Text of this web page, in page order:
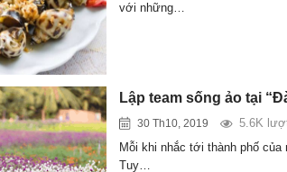
với những…
Lập team sống ảo tại
30 Th10, 2019
5.6K
Mỗi khi nhắc tới thành phố
Tuy…